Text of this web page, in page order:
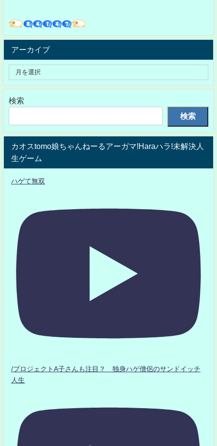
アーカイブ
検索
検索
カオスtomo娘ちゃんねーるアーガマ!Haraハラ!未解決人
生ゲーム
ハゲて無双
/プロジェクトA子さんも注目？ 独身ハゲ僧侶のサンドイッチ
人生